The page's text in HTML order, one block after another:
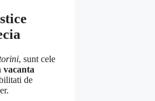
, sunt cele
vacanta
de